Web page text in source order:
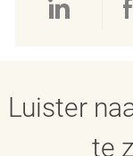
Delen
Luister
te